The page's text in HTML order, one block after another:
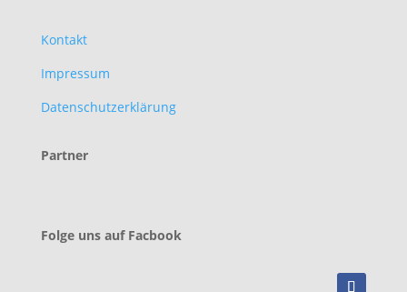
Kontakt
Impressum
Datenschutzerklärung
Partner
Folge uns auf Facbook